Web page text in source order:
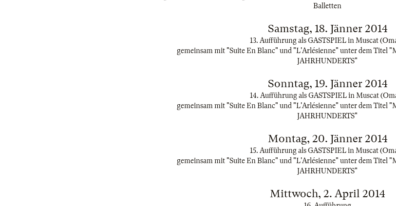
Balletten
Samstag, 18. Jänner 2014
13. Aufführung als GASTSPIEL in Muscat
gemeinsam mit "Suite En Blanc" und "L'Arlésienne" unter dem Titel
JAHRHUNDERTS"
Sonntag, 19. Jänner 2014
14. Aufführung als GASTSPIEL in Muscat
gemeinsam mit "Suite En Blanc" und "L'Arlésienne" unter dem Titel
JAHRHUNDERTS"
Montag, 20. Jänner 2014
15. Aufführung als GASTSPIEL in Muscat
gemeinsam mit "Suite En Blanc" und "L'Arlésienne" unter dem Titel
JAHRHUNDERTS"
Mittwoch, 2. April 2014